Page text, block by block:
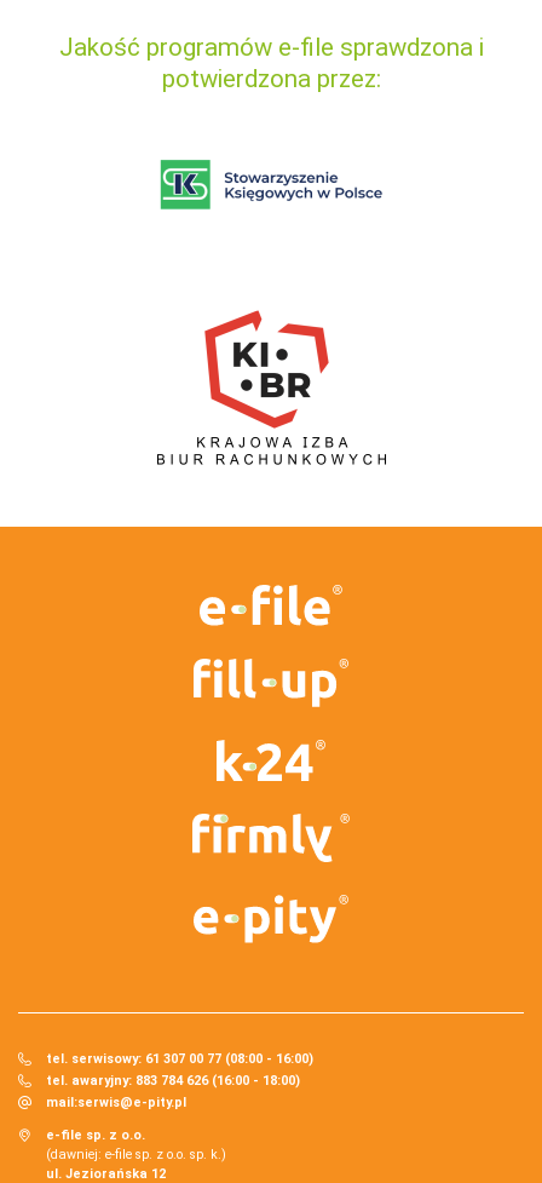
Jakość programów e-file sprawdzona i
potwierdzona przez:
tel. serwisowy: 61 307 00 77 (08:00 - 16:00)
tel. awaryjny: 883 784 626 (16:00 - 18:00)
mail:serwis@e-pity.pl
e-file sp. z o.o.
(dawniej: e-file sp. z o.o. sp. k.)
ul. Jeziorańska 12